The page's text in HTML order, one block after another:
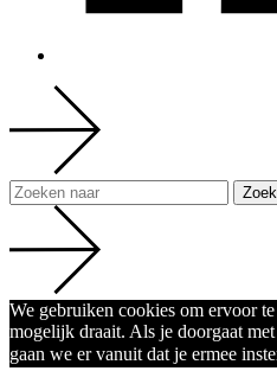
We gebruiken cookies om ervoor
mogelijk draait. Als je doorgaat
gaan we er vanuit dat je ermee